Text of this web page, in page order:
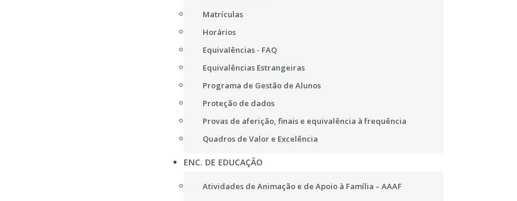
Matrículas
Horários
Equivalências - FAQ
Equivalências Estrangeiras
Programa de Gestão de Alunos
Proteção de dados
Provas de aferição, finais e equivalência à frequência
Quadros de Valor e Excelência
ENC. DE EDUCAÇÃO
Atividades de Animação e de Apoio à Família – AAAF